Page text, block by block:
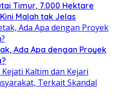
Timur, 7.000 Hektare
Malah tak Jelas
Ada Apa dengan Proyek